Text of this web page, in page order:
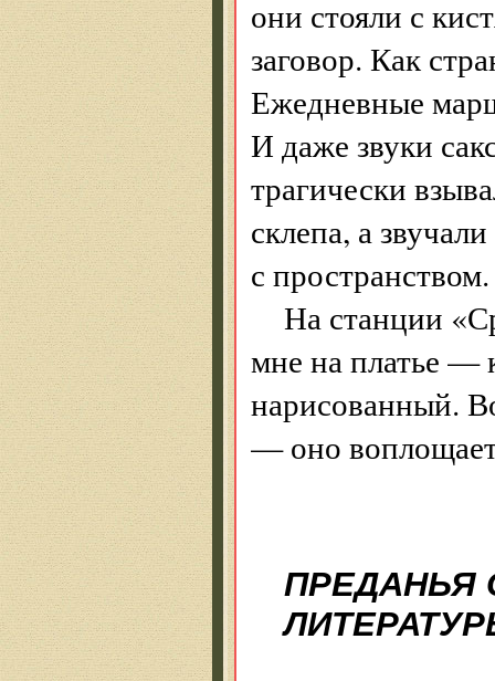
они стояли с
заговор. Как
Ежедневные
И даже звуки
трагически
склепа, а
с пространством.
На станции
мне на платье —
нарисованный.
— оно
ПРЕДАНЬЯ